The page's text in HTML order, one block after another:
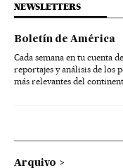
NEWSLETTERS
Boletín de América
Cada semana en tu cuenta
reportajes y análisis de los
más relevantes del
Arquivo